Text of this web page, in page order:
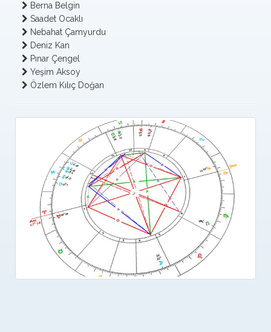
Tavrın değişirse kaderin de değişeceğine inanan Dinçer,
profesyonel olarak hem bireysel hem de kurumsal
Astroloji Danışmanlığı vermekte.
Jüpiter isimli köpeği ile de mutlu mesut yaşamakta!
Berna Belgin
Saadet Ocaklı
Nebahat Çamyurdu
Deniz Kan
Pınar Çengel
Yeşim Aksoy
Özlem Kılıç Doğan